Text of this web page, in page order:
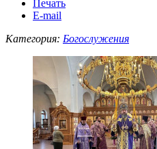
Печать
E-mail
Категория: Богослужения